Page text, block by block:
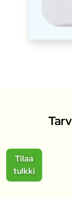
Tilaa
tulkki